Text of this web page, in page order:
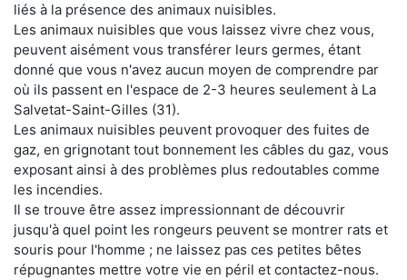
liés à la présence des animaux nuisibles.
Les animaux nuisibles que vous laissez vivre chez vous,
peuvent aisément vous transférer leurs germes, étant
donné que vous n'avez aucun moyen de comprendre par
où ils passent en l'espace de 2-3 heures seulement à La
Salvetat-Saint-Gilles (31).
Les animaux nuisibles peuvent provoquer des fuites de
gaz, en grignotant tout bonnement les câbles du gaz, vous
exposant ainsi à des problèmes plus redoutables comme
les incendies.
Il se trouve être assez impressionnant de découvrir
jusqu'à quel point les rongeurs peuvent se montrer rats et
souris pour l'homme ; ne laissez pas ces petites bêtes
répugnantes mettre votre vie en péril et contactez-nous.